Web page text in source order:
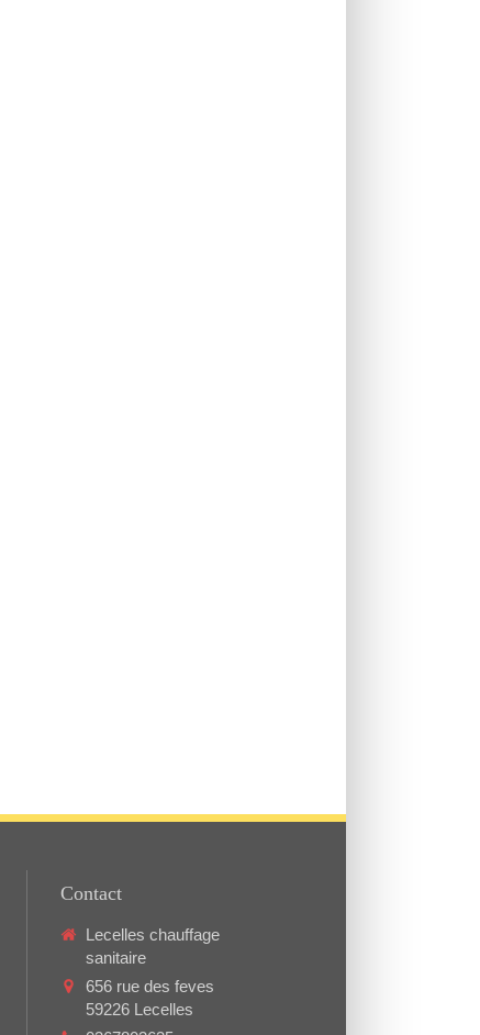
Contact
Lecelles chauffage
sanitaire
656 rue des feves
59226 Lecelles